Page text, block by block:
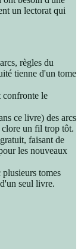
un lectorat qui
règles du
tienne d'un tome
confronte le
ce livre) des arcs
clore un fil trop tôt.
faisant de
les nouveaux
plusieurs tomes
seul livre.